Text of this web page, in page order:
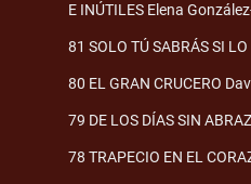
E INÚTILES Elena
81 SOLO TÚ SABRÁS SI
80 EL GRAN CRUCERO
79 DE LOS DÍAS SIN
78 TRAPECIO EN EL